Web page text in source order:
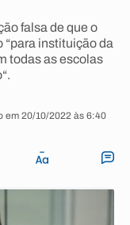
falsa de que o
“para instituição da
todas as escolas
em 20/10/2022 às 6:40